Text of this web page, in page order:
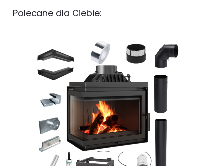
Polecane dla Ciebie: